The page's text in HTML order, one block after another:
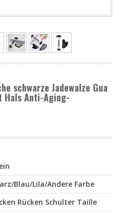
schwarze Jadewalze Gua
Hals Anti-Aging-
Blau/Lila/Andere Farbe
Rücken Schulter Taille